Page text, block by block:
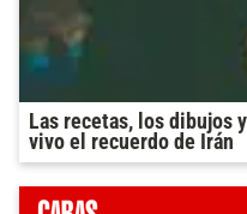
Las recetas, los dibujos
vivo el recuerdo de Irán